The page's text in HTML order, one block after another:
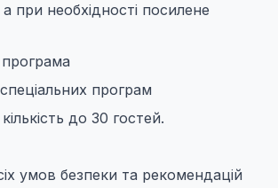
при необхідності посилене
програма
програм
до 30 гостей.
умов безпеки та рекомендацій